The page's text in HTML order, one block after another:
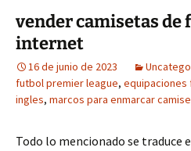
vender camisetas de
internet
16 de junio de 2023
futbol premier league, equipaciones
ingles, marcos para enmarcar
Todo lo mencionado se traduce